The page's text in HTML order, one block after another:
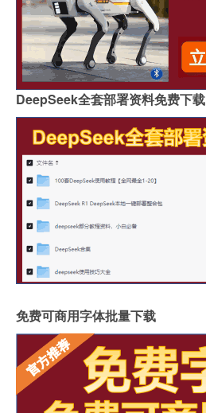
DeepSeek全套部署资料免费下载
免费可商用字体批量下载